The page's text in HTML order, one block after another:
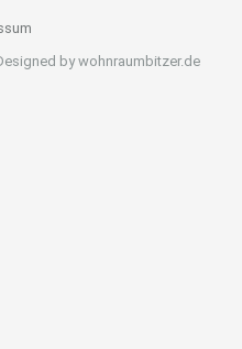
by wohnraumbitzer.de